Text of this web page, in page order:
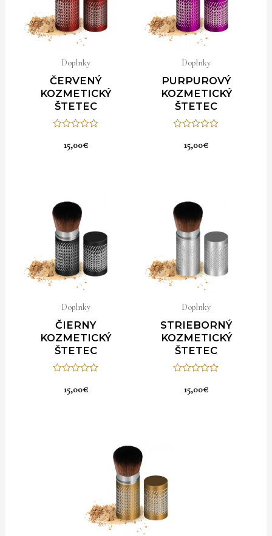
Doplnky
ČERVENÝ
KOZMETICKÝ
ŠTETEC
Hodnotenie
15,00€
Doplnky
PURPUROVÝ
KOZMETICKÝ
ŠTETEC
Hodnotenie
15,00€
Doplnky
ČIERNY
KOZMETICKÝ
ŠTETEC
Hodnotenie
15,00€
Doplnky
STRIEBORNÝ
KOZMETICKÝ
ŠTETEC
Hodnotenie
15,00€